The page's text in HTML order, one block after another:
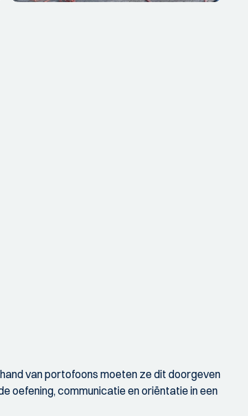
van portofoons moeten ze dit doorgeven
oefening, communicatie en oriëntatie in een